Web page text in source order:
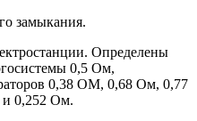
замыкания.
Определены
0,5 Ом,
0,38 ОМ, 0,68 Ом, 0,77
0,252 Ом.